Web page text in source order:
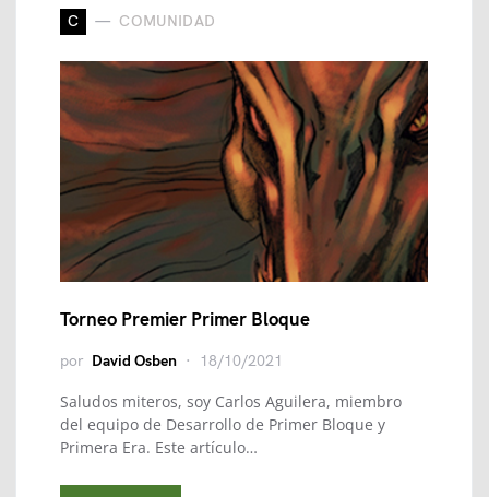
C COMUNIDAD
Torneo Premier Primer Bloque
por David Osben 18/10/2021
Saludos miteros, soy Carlos Aguilera, miembro
del equipo de Desarrollo de Primer Bloque y
Primera Era. Este artículo…